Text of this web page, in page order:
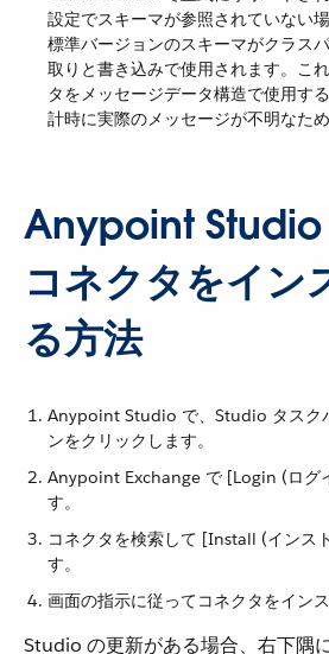
設定でスキーマが参照されていない
標準バージョンのスキーマがクラス
取りと書き込みで使用されます。こ
タをメッセージデータ構造で使用す
計時に実際のメッセージが不明なため
Anypoint Studio
コネクタをイン
る方法
Anypoint Studio で、Studio タスク
ンをクリックします。
Anypoint Exchange で [Login (ログ
す。
コネクタを検索して [Install (インス
す。
画面の指示に従ってコネクタをインス
Studio の更新がある場合、右下隅